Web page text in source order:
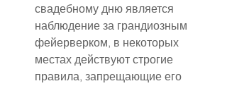
свадебному дню является
наблюдение за грандиозным
фейерверком, в некоторых
местах действуют строгие
правила, запрещающие его